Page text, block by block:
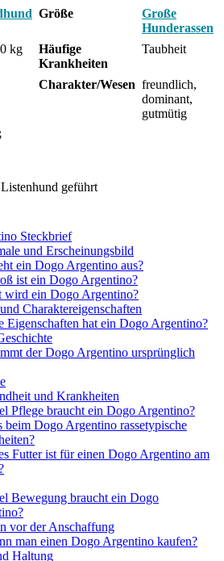
Größe
Große
Hunderassen
kg
Häufige
Krankheiten
Taubheit
Charakter/Wesen freundlich,
dominant,
gutmütig
geführt
Steckbrief
und Erscheinungsbild
ein Dogo Argentino aus?
ist ein Dogo Argentino?
wird ein Dogo Argentino?
Charaktereigenschaften
Eigenschaften hat ein Dogo Argentino?
der Dogo Argentino ursprünglich
und Krankheiten
Pflege braucht ein Dogo Argentino?
beim Dogo Argentino rassetypische
Futter ist für einen Dogo Argentino am
Bewegung braucht ein Dogo
vor der Anschaffung
man einen Dogo Argentino kaufen?
Haltung